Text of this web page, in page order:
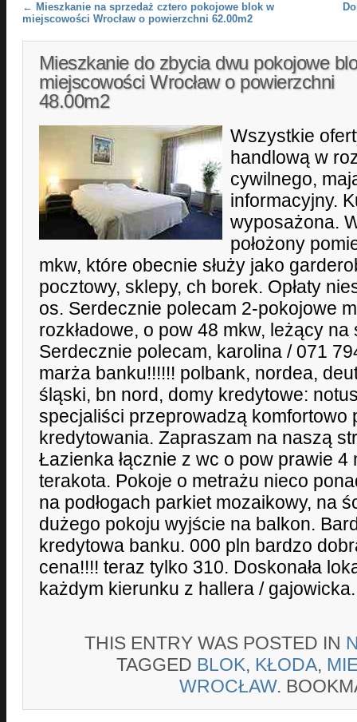
Post navigation
← Mieszkanie na sprzedaż cztero pokojowe blok w
miejscowości Wrocław o powierzchni 62.00m2
Mieszkanie do zbycia dwu pokojowe
miejscowości Wrocław o powierzchni
48.00m2
Wszystkie
handlową w
cywilnego,
informacyjny.
wyposażona.
położony
mkw, które obecnie służy jako
pocztowy, sklepy, ch borek. Opłaty
os. Serdecznie polecam 2-pokojowe
rozkładowe, o pow 48 mkw, leżący
Serdecznie polecam, karolina / 071
marża banku!!!!!! polbank, nordea,
śląski, bn nord, domy kredytowe:
specjaliści przeprowadzą komfortowo
kredytowania. Zapraszam na naszą
Łazienka łącznie z wc o pow prawie
terakota. Pokoje o metrażu nieco
na podłogach parkiet mozaikowy, na
dużego pokoju wyjście na balkon.
kredytowa banku. 000 pln bardzo
cena!!!! teraz tylko 310. Doskonała
każdym kierunku z hallera / gajowicka.
THIS ENTRY WAS POSTED IN
TAGGED BLOK, KŁODA,
WROCŁAW.